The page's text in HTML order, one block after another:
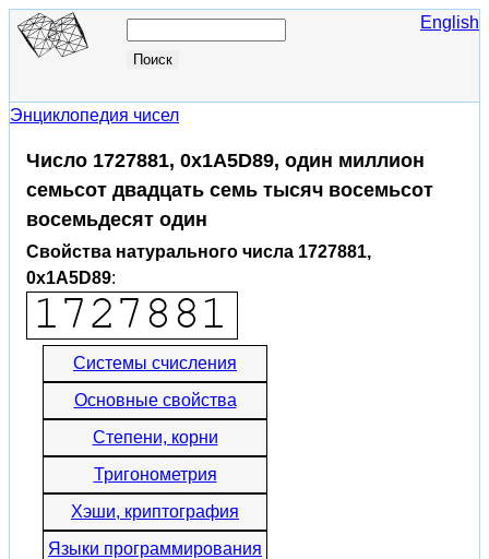
English
Энциклопедия чисел
Число 1727881, 0x1A5D89, один миллион
семьсот двадцать семь тысяч восемьсот
восемьдесят один
Свойства натурального числа 1727881,
0x1A5D89:
Системы счисления
Основные свойства
Степени, корни
Тригонометрия
Хэши, криптография
Языки программирования